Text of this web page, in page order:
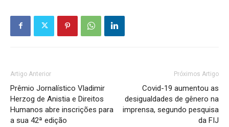
Artigo Anterior
Prêmio Jornalístico Vladimir
Herzog de Anistia e Direitos
Humanos abre inscrições para
a sua 42ª edição
Próximos Artigo
Covid-19 aumentou as
desigualdades de gênero na
imprensa, segundo pesquisa
da FIJ